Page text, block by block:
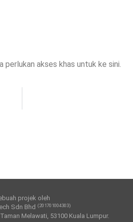
perlukan akses khas untuk ke sini.
projek oleh
Sdn Bhd (201701004303)
Melawati, 53100 Kuala Lumpur.